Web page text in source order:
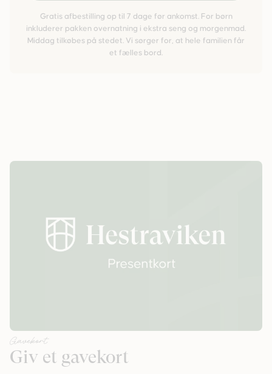
Gratis afbestilling op til 7 dage før ankomst. For børn
inkluderer pakken overnatning i ekstra seng og morgenmad.
Middag tilkøbes på stedet. Vi sørger for, at hele familien får
et fælles bord.
Gavekort
Giv et gavekort